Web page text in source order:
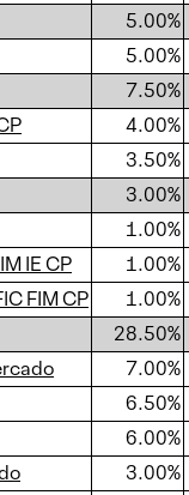
5.00%
5.00%
7.50%
4.00%
3.50%
3.00%
1.00%
IE CP
1.00%
FIM CP
1.00%
28.50%
7.00%
6.50%
6.00%
3.00%